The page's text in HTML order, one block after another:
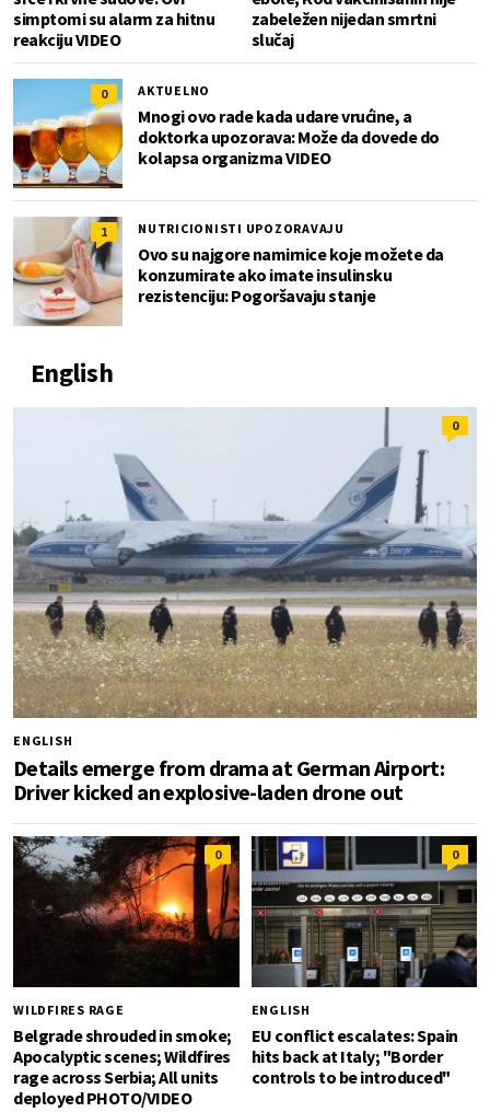
simptomi su alarm za hitnu
reakciju VIDEO
zabeležen nijedan smrtni
slučaj
0 AKTUELNO
Mnogi ovo rade kada udare vrućine, a
doktorka upozorava: Može da dovede do
kolapsa organizma VIDEO
1 NUTRICIONISTI UPOZORAVAJU
Ovo su najgore namirnice koje možete da
konzumirate ako imate insulinsku
rezistenciju: Pogoršavaju stanje
English
0
ENGLISH
Details emerge from drama at German Airport:
Driver kicked an explosive-laden drone out
0
WILDFIRES RAGE
Belgrade shrouded in smoke;
Apocalyptic scenes; Wildfires
rage across Serbia; All units
deployed PHOTO/VIDEO
0
ENGLISH
EU conflict escalates: Spain
hits back at Italy; "Border
controls to be introduced"